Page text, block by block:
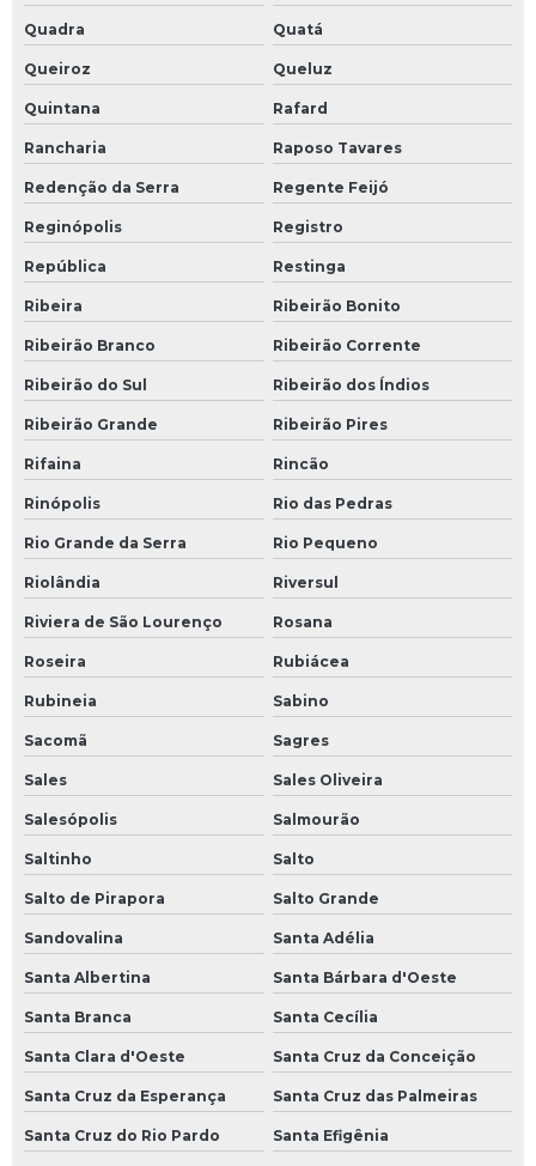
Quadra Quatá
Queiroz Queluz
Quintana Rafard
Rancharia Raposo Tavares
Redenção da Serra Regente Feijó
Reginópolis Registro
República Restinga
Ribeira Ribeirão Bonito
Ribeirão Branco Ribeirão Corrente
Ribeirão do Sul Ribeirão dos Índios
Ribeirão Grande Ribeirão Pires
Rifaina Rincão
Rinópolis Rio das Pedras
Rio Grande da Serra Rio Pequeno
Riolândia Riversul
Riviera de São Lourenço Rosana
Roseira Rubiácea
Rubineia Sabino
Sacomã Sagres
Sales Sales Oliveira
Salesópolis Salmourão
Saltinho Salto
Salto de Pirapora Salto Grande
Sandovalina Santa Adélia
Santa Albertina Santa Bárbara d'Oeste
Santa Branca Santa Cecília
Santa Clara d'Oeste Santa Cruz da Conceição
Santa Cruz da Esperança Santa Cruz das Palmeiras
Santa Cruz do Rio Pardo Santa Efigênia